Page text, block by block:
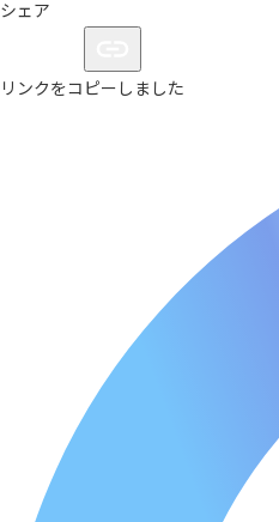
シェア
リンクをコピーしました